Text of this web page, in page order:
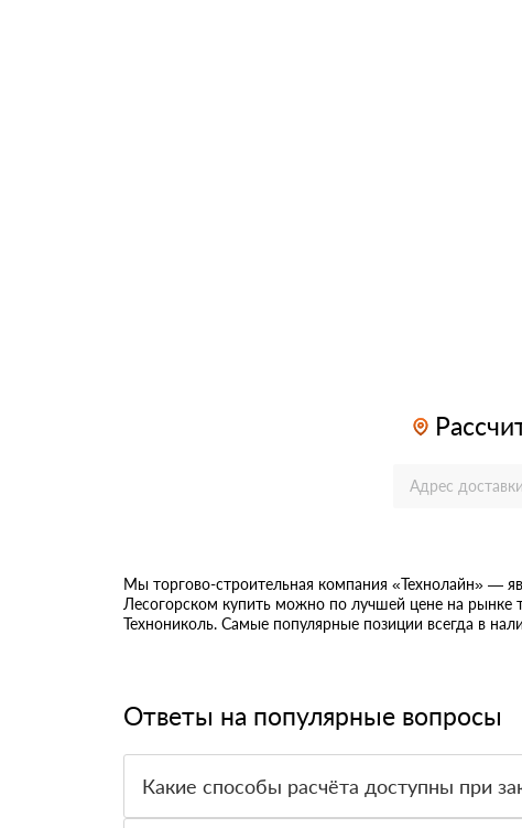
Мы торгово-строительная компания «Технолайн» —
Лесогорском купить можно по лучшей цене на рынке
Технониколь. Самые популярные позиции всегда в
Ответы на популярные вопросы
Какие способы расчёта доступны при